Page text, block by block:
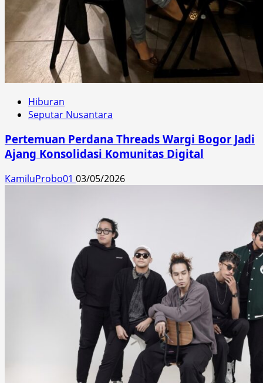
Hiburan
Seputar Nusantara
Pertemuan Perdana Threads Wargi Bogor Jadi
Ajang Konsolidasi Komunitas Digital
KamiluProbo01 03/05/2026